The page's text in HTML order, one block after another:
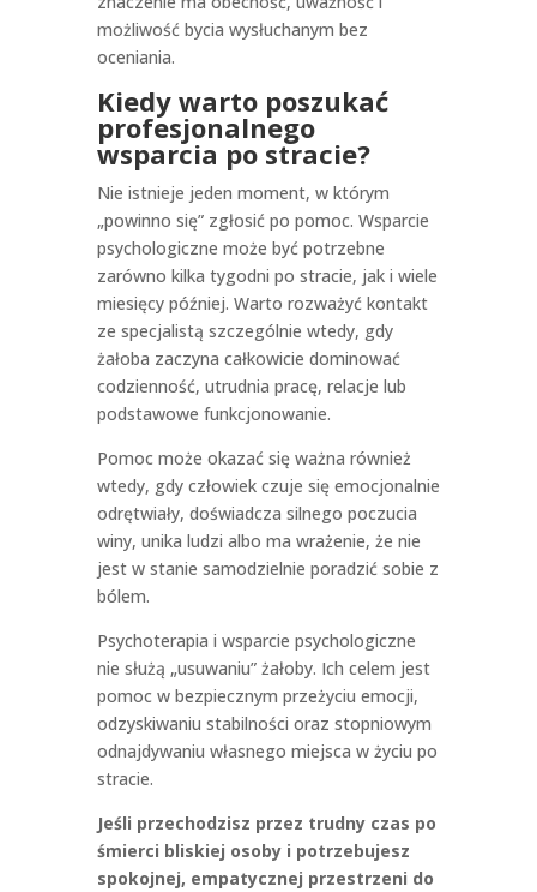
możliwość bycia wysłuchanym bez
oceniania.
Kiedy warto poszukać
profesjonalnego
wsparcia po stracie?
Nie istnieje jeden moment, w którym
„powinno się” zgłosić po pomoc. Wsparcie
psychologiczne może być potrzebne
zarówno kilka tygodni po stracie, jak i wiele
miesięcy później. Warto rozważyć kontakt
ze specjalistą szczególnie wtedy, gdy
żałoba zaczyna całkowicie dominować
codzienność, utrudnia pracę, relacje lub
podstawowe funkcjonowanie.
Pomoc może okazać się ważna również
wtedy, gdy człowiek czuje się emocjonalnie
odrętwiały, doświadcza silnego poczucia
winy, unika ludzi albo ma wrażenie, że nie
jest w stanie samodzielnie poradzić sobie z
bólem.
Psychoterapia i wsparcie psychologiczne
nie służą „usuwaniu” żałoby. Ich celem jest
pomoc w bezpiecznym przeżyciu emocji,
odzyskiwaniu stabilności oraz stopniowym
odnajdywaniu własnego miejsca w życiu po
stracie.
Jeśli przechodzisz przez trudny czas po
śmierci bliskiej osoby i potrzebujesz
spokojnej, empatycznej przestrzeni do